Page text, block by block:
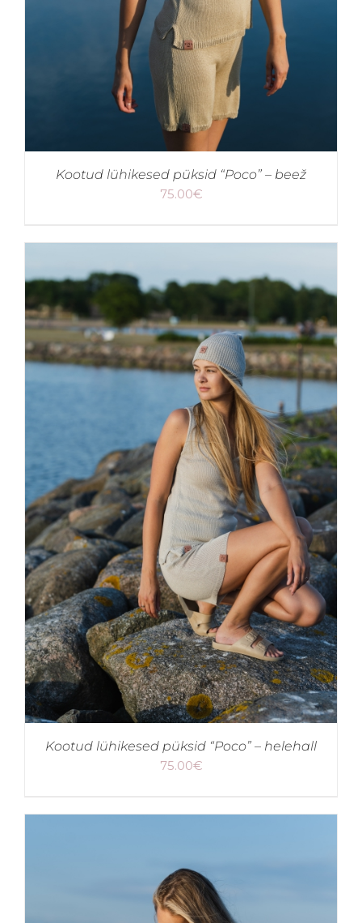
Kootud lühikesed püksid “Poco” – beež
75.00€
Kootud lühikesed püksid “Poco” – helehall
75.00€